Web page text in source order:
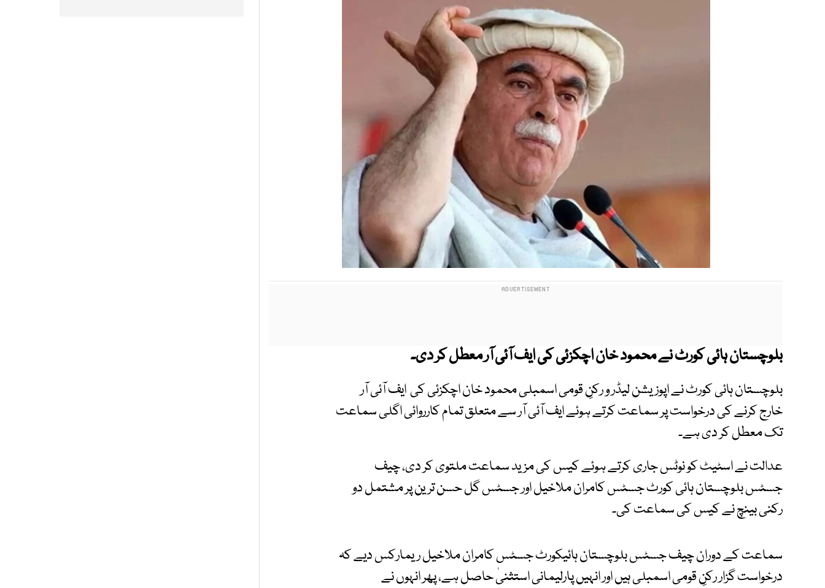
بلوچستان ہائی کورٹ نے محمود خان اچکزئی کی ایف آئی آر معطل کر دی۔
بلوچستان ہائی کورٹ نے اپوزیشن لیڈر و رکنِ قومی اسمبلی محمود خان اچکزئی کی ایف آئی آر
خارج کرنے کی درخواست پر سماعت کرتے ہوئے ایف آئی آر سے متعلق تمام کارروائی اگلی سماعت
تک معطل کر دی ہے۔
عدالت نے اسٹیٹ کو نوٹس جاری کرتے ہوئے کیس کی مزید سماعت ملتوی کر دی، چیف
جسٹس بلوچستان ہائی کورٹ جسٹس کامران ملاخیل اور جسٹس گل حسن ترین پر مشتمل دو
رکنی بینچ نے کیس کی سماعت کی۔
سماعت کے دوران چیف جسٹس بلوچستان ہائیکورٹ جسٹس کامران ملاخیل ریمارکس دیے کہ
درخواست گزار رکنِ قومی اسمبلی ہیں اور انہیں پارلیمانی استثنیٰ حاصل ہے، پھر انہوں نے